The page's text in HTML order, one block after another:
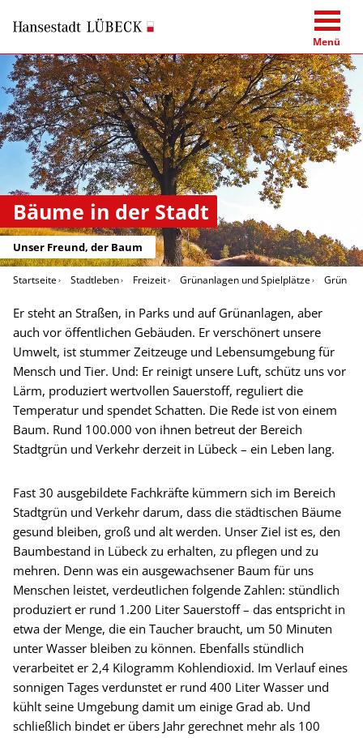
Menü
Bäume in der Stadt
Unser Freund, der Baum
Startseite Stadtleben Freizeit Grünanlagen und Spielplätze Grün in
Er steht an Straßen, in Parks und auf Grünanlagen, aber
auch vor öffentlichen Gebäuden. Er verschönert unsere
Umwelt, ist stummer Zeitzeuge und Lebensumgebung für
Mensch und Tier. Und: Er reinigt unsere Luft, schütz uns vor
Lärm, produziert wertvollen Sauerstoff, reguliert die
Temperatur und spendet Schatten. Die Rede ist von einem
Baum. Rund 100.000 von ihnen betreut der Bereich
Stadtgrün und Verkehr derzeit in Lübeck – ein Leben lang.
Fast 30 ausgebildete Fachkräfte kümmern sich im Bereich
Stadtgrün und Verkehr darum, dass die städtischen Bäume
gesund bleiben, groß und alt werden. Unser Ziel ist es, den
Baumbestand in Lübeck zu erhalten, zu pflegen und zu
mehren. Denn was ein ausgewachsener Baum für uns
Menschen leistet, verdeutlichen folgende Zahlen: stündlich
produziert er rund 1.200 Liter Sauerstoff – das entspricht in
etwa der Menge, die ein Taucher braucht, um 50 Minuten
unter Wasser bleiben zu können. Ebenfalls stündlich
verarbeitet er 2,4 Kilogramm Kohlendioxid. Im Verlauf eines
sonnigen Tages verdunstet er rund 400 Liter Wasser und
kühlt seine Umgebung damit um einige Grad ab. Und
schließlich bindet er übers Jahr gerechnet mehr als 100